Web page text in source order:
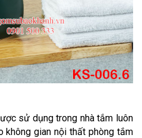
sử dụng trong nhà tắm luôn
không gian nội thất phòng tắm